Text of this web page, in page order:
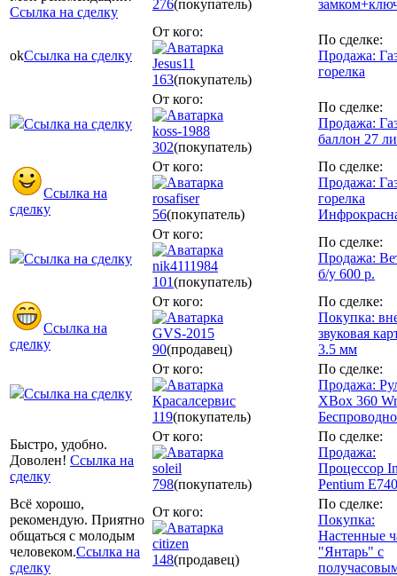
Ссылка на сделку
276(покупатель)
okСсылка на сделку
От кого:
Jesus11
163(покупатель)
По сделке:
Продажа:
горелка
Ссылка на сделку
От кого:
koss-1988
302(покупатель)
По сделке:
Продажа:
баллон 27
Ссылка на
сделку
От кого:
rosafiser
56(покупатель)
По сделке:
Продажа:
горелка
Ссылка на сделку
От кого:
nik4111984
101(покупатель)
По сделке:
Продажа:
б/у 600 р.
Ссылка на
сделку
От кого:
GVS-2015
90(продавец)
По сделке:
Покупка:
звуковая
3.5 мм
Ссылка на сделку
От кого:
Красалсервис
119(покупатель)
По сделке:
Продажа:
XBox 360
Быстро, удобно.
Доволен! Ссылка на
сделку
От кого:
soleil
798(покупатель)
По сделке:
Продажа:
Процессор
Pentium
Всё хорошо,
рекомендую. Приятно
общаться с молодым
человеком.Ссылка на
сделку
От кого:
citizen
148(продавец)
По сделке:
Покупка:
Настенные
"Янтарь" с